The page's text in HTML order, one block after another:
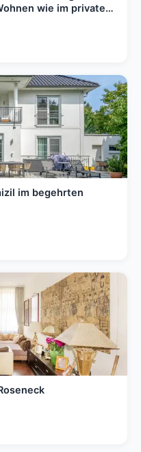
wie im privaten
im begehrten